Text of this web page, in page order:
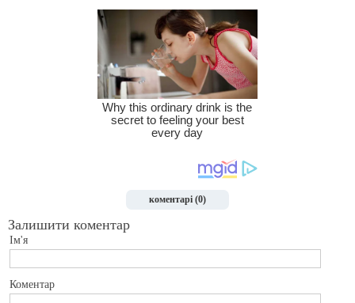
коментарі (0)
Залишити коментар
Ім'я
Коментар